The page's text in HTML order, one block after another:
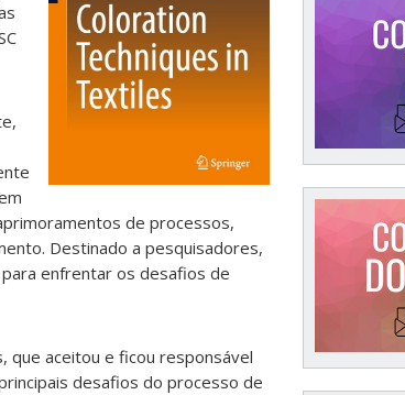
de processos,
Destinado a pesquisadores,
enfrentar os desafios de
aceitou e ficou responsável
desafios do processo de